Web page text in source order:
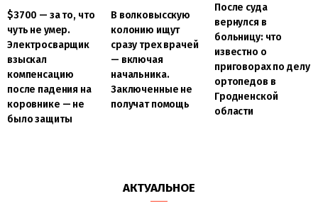
$3700 — за то, что
чуть не умер.
Электросварщик
взыскал
компенсацию
после падения на
коровнике — не
было защиты
В волковысскую
колонию ищут
сразу трех врачей
— включая
начальника.
Заключенные не
получат помощь
После суда
вернулся в
больницу: что
известно о
приговорах по делу
ортопедов в
Гродненской
области
АКТУАЛЬНОЕ